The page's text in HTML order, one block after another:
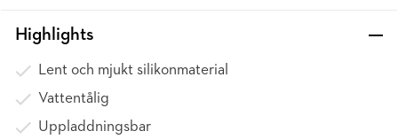
Highlights
Lent och mjukt silikonmaterial
Vattentålig
Uppladdningsbar